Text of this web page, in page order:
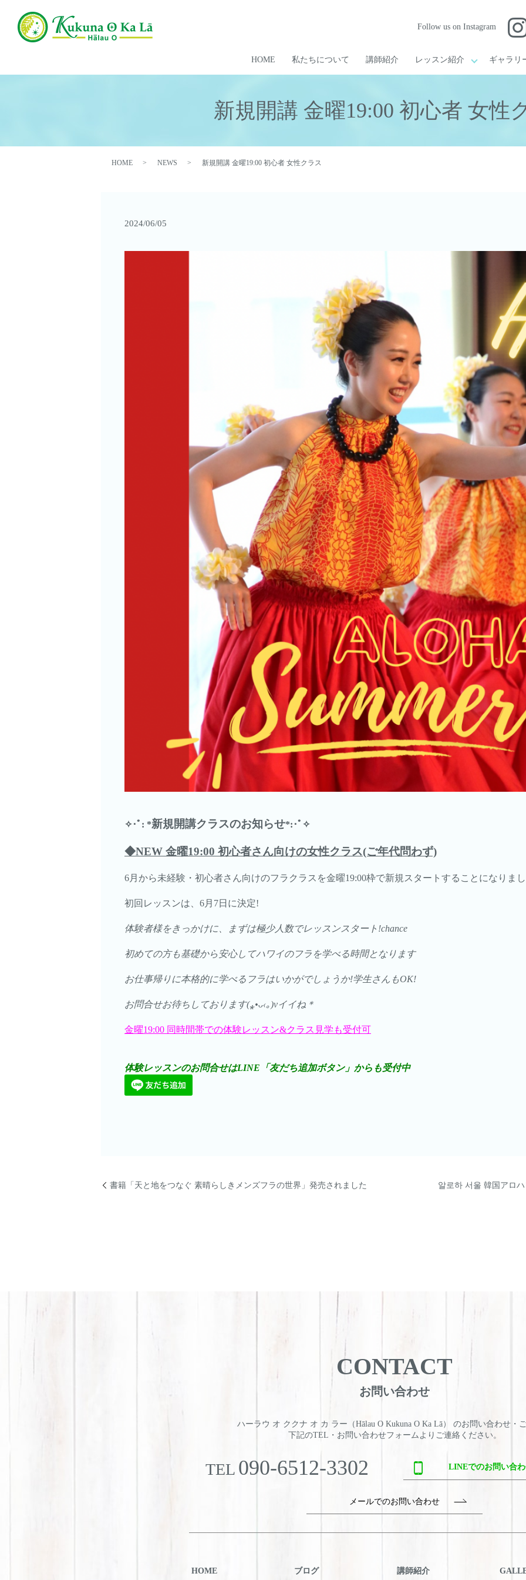
HOME 私たちについて 講師紹介 レッスン紹介 ギャラリ
Follow us on Instagram
新規開講 金曜19:00 初心者 女性
HOME NEWS 新規開講 金曜19:00 初心者 女性クラス
2024/06/05
✧･ﾟ: *新規開講クラスのお知らせ*:･ﾟ✧
◆NEW 金曜19:00 初心者さん向けの女性クラス(ご年代問わず)
6月から未経験・初心者さん向けのフラクラスを金曜19:00枠で新規スタートすることになりま
初回レッスンは、6月7日に決定!
体験者様をきっかけに、まずは極少人数でレッスンスタート!chance
初めての方も基礎から安心してハワイのフラを学べる時間となります
お仕事帰りに本格的に学べるフラはいかがでしょうか!学生さんもOK!
お問合せお待ちしております(⁎•ᴗ‹｡)vイイね＊
金曜19:00 同時間帯での体験レッスン&クラス見学も受付可
体験レッスンのお問合せはLINE「友だち追加ボタン」からも受付中
書籍「天と地をつなぐ 素晴らしきメンズフラの世界」発売されました 알로하 서울 韓国アロ
CONTACT
お問い合わせ
ハーラウ オ ククナ オ カ ラー（Hālau O Kukuna O Ka Lā） のお問い合わせ・
下記のTEL・お問い合わせフォームよりご連絡ください。
TEL 090-6512-3302 LINEでのお問い合
メールでのお問い合わせ
HOME ブログ 講師紹介